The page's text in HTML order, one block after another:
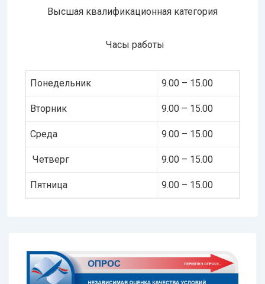
Высшая квалификационная категория
Часы работы
Понедельник 9.00 – 15.00
Вторник 9.00 – 15.00
Среда 9.00 – 15.00
Четверг 9.00 – 15.00
Пятница 9.00 – 15.00